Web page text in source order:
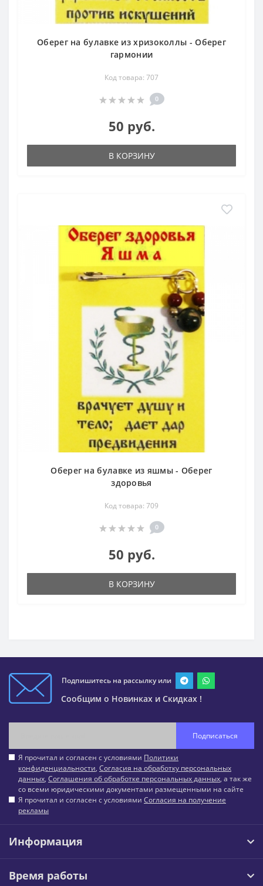
Оберег на булавке из хризоколлы - Оберег
гармонии
Код товара: 707
0
50 руб.
В КОРЗИНУ
Оберег на булавке из яшмы - Оберег
здоровья
Код товара: 709
0
50 руб.
В КОРЗИНУ
Подпишитесь на рассылку или
Сообщим о Новинках и Скидках !
Подписаться
Я прочитал и согласен с условиями Политики
конфиденциальности, Согласия на обработку персональных
данных, Соглашения об обработке персональных данных, а так же
со всеми юридическими документами размещенными на сайте
Я прочитал и согласен с условиями Согласия на получение
рекламы
Информация
Время работы